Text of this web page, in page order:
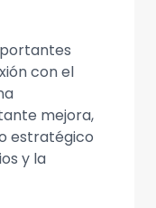
con el
mejora,
estratégico
y la